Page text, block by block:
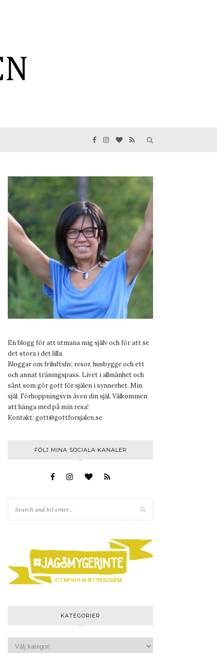
En blogg för att utmana mig själv och för att se
det stora i det lilla.
Bloggar om friluftsliv, resor, husbygge och ett
och annat träningspass. Livet i allmänhet och
sånt som gör gott för själen i synnerhet. Min
själ. Förhoppningsvis även din själ. Välkommen
att hänga med på min resa!
Kontakt: gott@gottforsjalen.se
FÖLJ MINA SOCIALA KANALER
KATEGORIER